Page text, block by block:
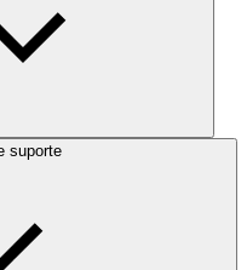
suporte